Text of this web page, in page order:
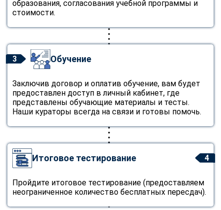
образования, согласования учебной программы и
стоимости.
3 Обучение
Заключив договор и оплатив обучение, вам будет
предоставлен доступ в личный кабинет, где
представлены обучающие материалы и тесты.
Наши кураторы всегда на связи и готовы помочь.
4
Итоговое тестирование
Пройдите итоговое тестирование (предоставляем
неограниченное количество бесплатных пересдач).